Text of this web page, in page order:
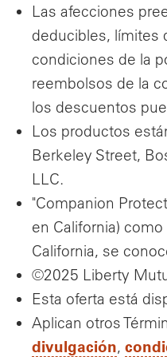
Las afecciones
deducibles, límites
condiciones de la
reembolsos de la
los descuentos
Los productos
Berkeley Street,
LLC.
"Companion
en California)
California, se
©2025 Liberty
Esta oferta está
Aplican otros
divulgación,